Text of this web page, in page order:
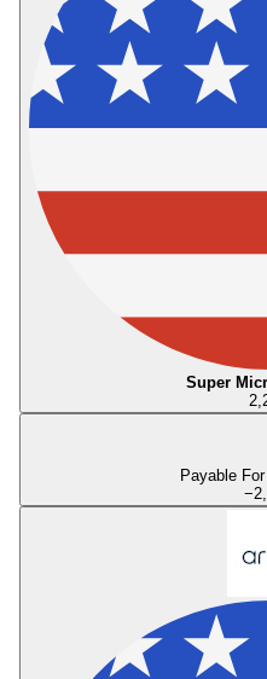
Super
Payable